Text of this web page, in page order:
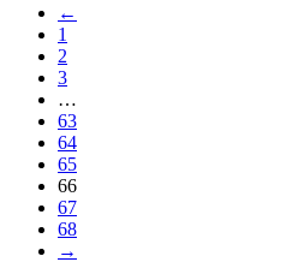
←
1
2
3
…
63
64
65
66
67
68
→